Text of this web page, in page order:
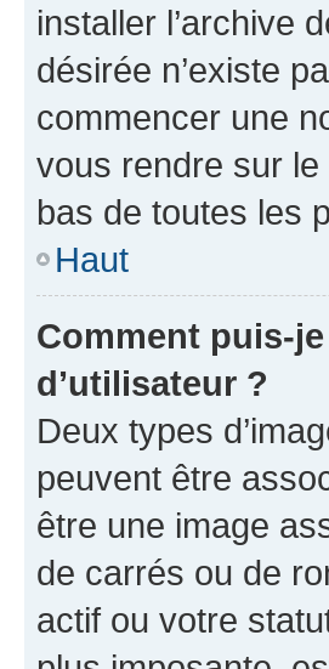
installer l’archive
désirée n’existe
commencer une
vous rendre sur
bas de toutes les
Haut
Comment puis-
d’utilisateur ?
Deux types
peuvent être
être une image
de carrés ou de
actif ou votre